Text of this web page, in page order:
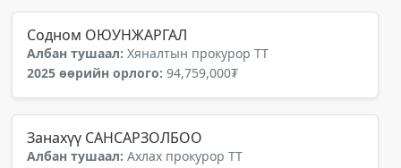
Содном ОЮУНЖАРГАЛ
Албан тушаал: Хяналтын прокурор ТТ
2025 өөрийн орлого: 94,759,000₮
Занахүү САНСАРЗОЛБОО
Албан тушаал: Ахлах прокурор ТТ